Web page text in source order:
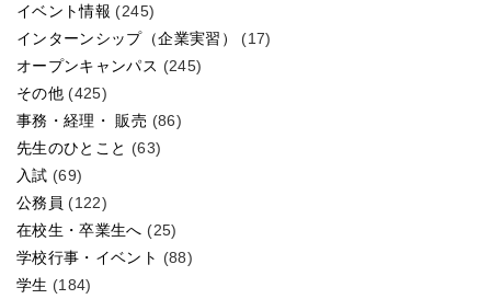
イベント情報 (245)
インターンシップ（企業実習）
(17)
オープンキャンパス (245)
その他 (425)
事務・経理・ 販売 (86)
先生のひとこと (63)
入試 (69)
公務員 (122)
在校生・卒業生へ (25)
学校行事・イベント (88)
学生 (184)